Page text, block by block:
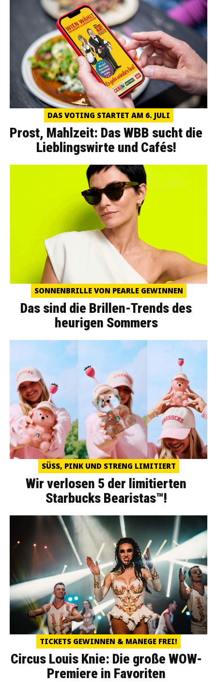
DAS VOTING STARTET AM 6. JULI
Prost, Mahlzeit: Das WBB sucht die
Lieblingswirte und Cafés!
SONNENBRILLE VON PEARLE GEWINNEN
Das sind die Brillen-Trends des
heurigen Sommers
SÜSS, PINK UND STRENG LIMITIERT
Wir verlosen 5 der limitierten
Starbucks Bearistas™!
TICKETS GEWINNEN & MANEGE FREI!
Circus Louis Knie: Die große WOW-
Premiere in Favoriten